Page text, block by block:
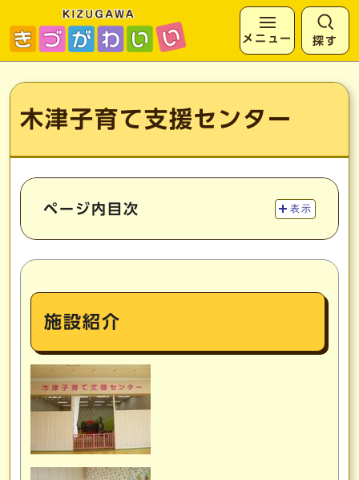
ページの先頭です
メニュー 探す
ここから本文です
木津子育て支援センター
ページ内目次 表示
施設紹介